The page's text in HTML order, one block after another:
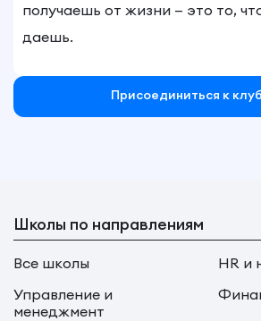
получаешь от жизни — это то,
даешь.
Присоединиться к
Школы по направлениям
Все школы
HR и
Управление и
менеджмент